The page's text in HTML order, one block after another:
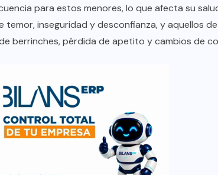
para estos menores, lo que afecta su
temor, inseguridad y desconfianza, y aquellos
berrinches, pérdida de apetito y cambios de